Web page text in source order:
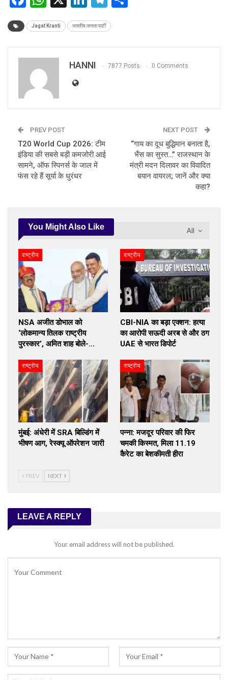
Jagat Kranti भारतीय जनता पार्टी
HANNI 7877 Posts 0 Comments
PREV POST
T20 World Cup 2026: टीम
इंडिया की सबसे बड़ी कमजोरी आई
सामने, ऑफ स्पिनर्स के जाल में
फंस रहे हैं सूर्या के धुरंधर
NEXT POST
“गाय का दूध बुद्धिमान बनाता है,
भैंस का सुस्त…” राजस्थान के
मंत्री मदन दिलावर का विवादित
बयान वायरल; जानें और क्या
कहा?
All
You Might Also Like
राष्ट्रीय
NSA अजीत डोभाल को
‘लोकमान्य तिलक राष्ट्रीय
पुरस्कार’, अमित शाह बोले-…
राष्ट्रीय
CBI-NIA का बड़ा एक्शन: हत्या
का आरोपी सऊदी अरब से और ठग
UAE से भारत डिपोर्ट
राष्ट्रीय
मुंबई: अंधेरी में SRA बिल्डिंग में
भीषण आग, रेस्क्यू ऑपरेशन जारी
राष्ट्रीय
पन्ना: मजदूर परिवार की फिर
चमकी किस्मत, मिला 11.19
कैरेट का बेशकीमती हीरा
PREV NEXT
LEAVE A REPLY
Your email address will not be published.